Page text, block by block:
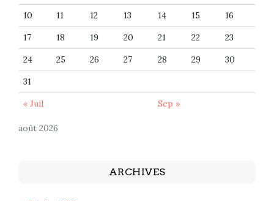
août 2026
10
11 12 13 14 15
16
17
18 19 20 21 22
23
24
25 26 27 28 29
30
31
« Juil
Sep »
ARCHIVES